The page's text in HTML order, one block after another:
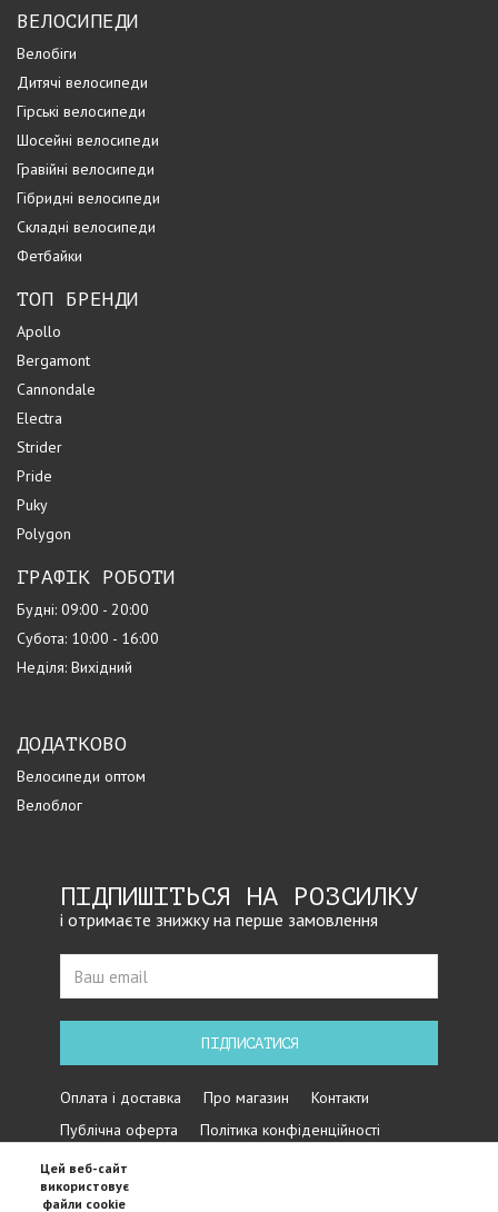
ВЕЛОСИПЕДИ
Велобіги
Дитячі велосипеди
Гірські велосипеди
Шосейні велосипеди
Гравійні велосипеди
Гібридні велосипеди
Складні велосипеди
Фетбайки
ТОП БРЕНДИ
Apollo
Bergamont
Cannondale
Electra
Strider
Pride
Puky
Polygon
ГРАФІК РОБОТИ
Будні: 09:00 - 20:00
Субота: 10:00 - 16:00
Неділя: Вихідний
ДОДАТКОВО
Велосипеди оптом
Велоблог
ПІДПИШІТЬСЯ НА РОЗСИЛКУ
і отримаєте знижку на перше замовлення
ПІДПИСАТИСЯ
Оплата і доставка Про магазин
Контакти
Публічна оферта
Політика конфіденційності
Цей веб-сайт
використовує
файли cookie